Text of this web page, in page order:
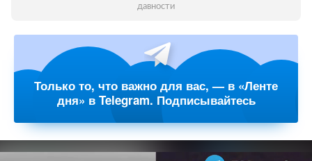
давности
Только то, что важно для вас, — в «Ленте
дня» в Telegram. Подписывайтесь